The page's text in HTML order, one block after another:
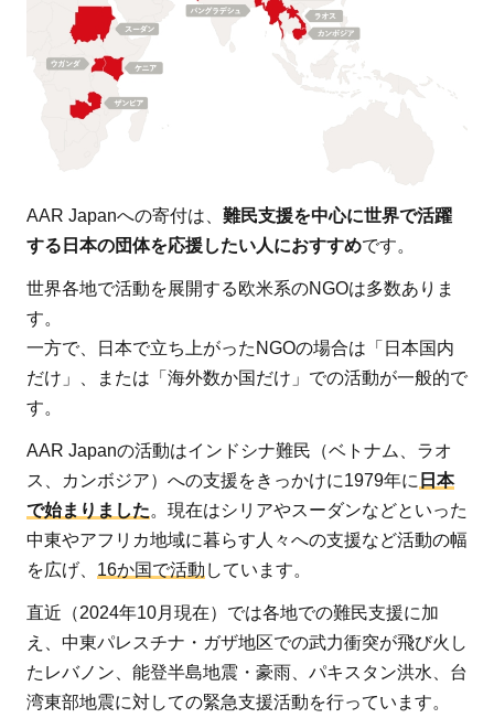
ある
1.2
【お
すす
めの
理由
40年
の長
史と
な実
績が
1.3
【お
すす
めの
理由
国連
主要
機関
の資
AAR Japanへの寄付は、 難民支援を中心に世界で活躍
する日本の団体を応援したい人におすすめです。
世界各地で活動を展開する欧米系のNGOは多数ありま
す。
一方で、日本で立ち上がったNGOの場合は「日本国内
だけ」、または「海外数か国だけ」での活動が一般的で
す。
AAR Japanの活動はインドシナ難民（ベトナム、ラオ
ス、カンボジア）への支援をきっかけに1979年に 日本
で始まりました。現在はシリアやスーダンなどといった
中東やアフリカ地域に暮らす人々への支援など活動の幅
を広げ、 16か国で活動 しています。
直近（2024年10月現在）では各地での難民支援に加
え、中東パレスチナ・ガザ地区での武力衝突が飛び火し
たレバノン、能登半島地震・豪雨、パキスタン洪水、台
湾東部地震に対しての緊急支援活動を行っています。